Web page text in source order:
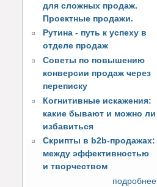
для сложных продаж.
Проектные продажи.
Рутина - путь к успеху в
отделе продаж
Советы по повышению
конверсии продаж через
переписку
Когнитивные искажения:
какие бывают и можно ли
избавиться
Скрипты в b2b-продажах:
между эффективностью
и творчеством
подробнее